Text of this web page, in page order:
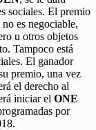
sociales. El premio
es negociable,
u otros objetos
Tampoco está
El ganador
premio, una vez
el derecho al
iniciar el ONE
por